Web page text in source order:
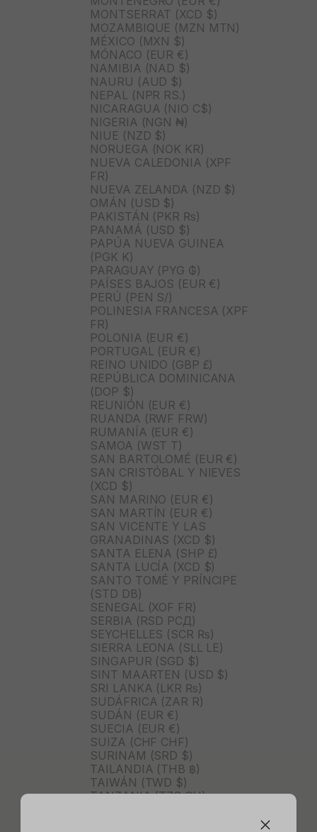
MONTSERRAT (XCD $)
MOZAMBIQUE (MZN MTN)
MÉXICO (MXN $)
MÓNACO (EUR €)
NAMIBIA (NAD $)
NAURU (AUD $)
NEPAL (NPR RS.)
NICARAGUA (NIO C$)
NIGERIA (NGN ₦)
NIUE (NZD $)
NORUEGA (NOK KR)
NUEVA CALEDONIA (XPF
FR)
NUEVA ZELANDA (NZD $)
OMÁN (USD $)
PAKISTÁN (PKR ₨)
PANAMÁ (USD $)
PAPÚA NUEVA GUINEA
(PGK K)
PARAGUAY (PYG ₲)
PAÍSES BAJOS (EUR €)
PERÚ (PEN S/)
POLINESIA FRANCESA (XPF
FR)
POLONIA (EUR €)
PORTUGAL (EUR €)
REINO UNIDO (GBP £)
REPÚBLICA DOMINICANA
(DOP $)
REUNIÓN (EUR €)
RUANDA (RWF FRW)
RUMANÍA (EUR €)
SAMOA (WST T)
SAN BARTOLOMÉ (EUR €)
SAN CRISTÓBAL Y NIEVES
(XCD $)
SAN MARINO (EUR €)
SAN MARTÍN (EUR €)
SAN VICENTE Y LAS
GRANADINAS (XCD $)
SANTA ELENA (SHP £)
SANTA LUCÍA (XCD $)
SANTO TOMÉ Y PRÍNCIPE
(STD DB)
SENEGAL (XOF FR)
SERBIA (RSD РСД)
SEYCHELLES (SCR ₨)
SIERRA LEONA (SLL LE)
SINGAPUR (SGD $)
SINT MAARTEN (USD $)
SRI LANKA (LKR ₨)
SUDÁFRICA (ZAR R)
SUDÁN (EUR €)
SUECIA (EUR €)
SUIZA (CHF CHF)
SURINAM (SRD $)
TAILANDIA (THB ฿)
TAIWÁN (TWD $)
TANZANIA (TZS SH)